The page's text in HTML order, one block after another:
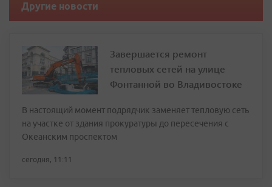
Другие новости
Завершается ремонт
тепловых сетей на улице
Фонтанной во Владивостоке
В настоящий момент подрядчик заменяет тепловую сеть
на участке от здания прокуратуры до пересечения с
Океанским проспектом
сегодня, 11:11